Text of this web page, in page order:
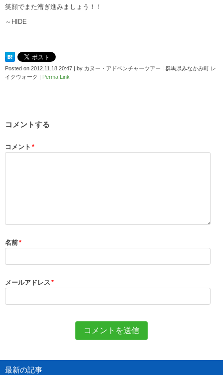
笑顔でまた漕ぎ進みましょう！！
～HIDE
Posted on 2012.11.18 20:47 | by カヌー・アドベンチャーツアー | 群馬県みなかみ町 レ
イクウォーク | Perma Link
コメントする
コメント *
名前*
メールアドレス *
最新の記事